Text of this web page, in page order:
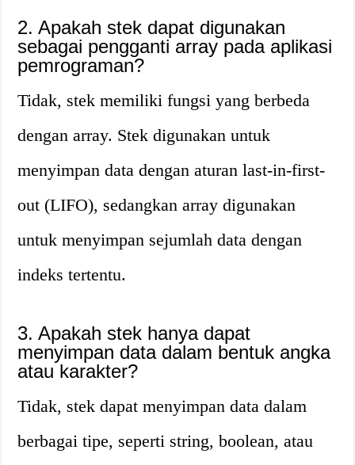
2. Apakah stek dapat digunakan
sebagai pengganti array pada aplikasi
pemrograman?
Tidak, stek memiliki fungsi yang berbeda
dengan array. Stek digunakan untuk
menyimpan data dengan aturan last-in-first-
out (LIFO), sedangkan array digunakan
untuk menyimpan sejumlah data dengan
indeks tertentu.
3. Apakah stek hanya dapat
menyimpan data dalam bentuk angka
atau karakter?
Tidak, stek dapat menyimpan data dalam
berbagai tipe, seperti string, boolean, atau